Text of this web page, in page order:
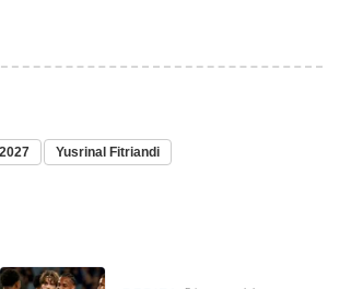
Yusrinal Fitriandi